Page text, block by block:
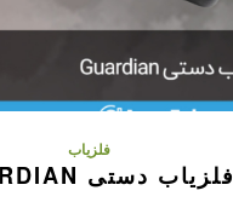
فلزیاب
فلزیاب دستی GUARDIAN